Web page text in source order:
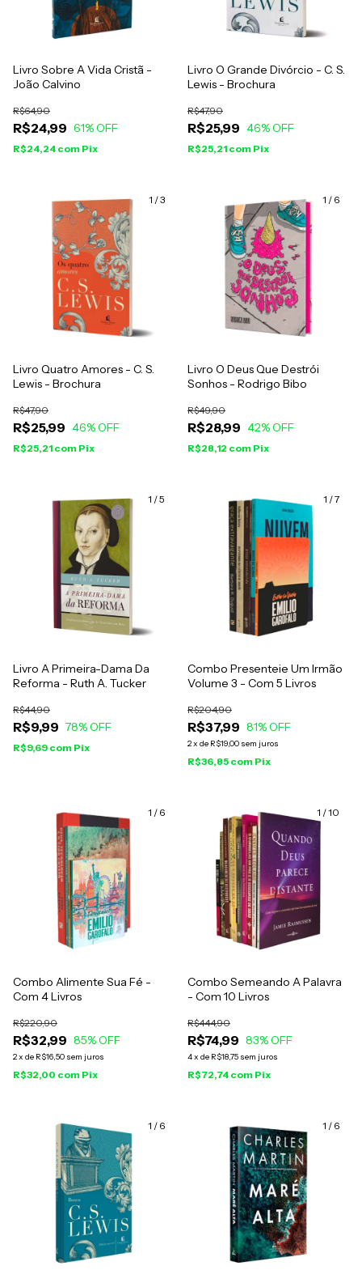
Livro Sobre A Vida Cristã -
João Calvino
R$24,99
R$64,90
61% OFF
R$24,24 com Pix
Livro O Grande Divórcio - C. S.
Lewis - Brochura
R$25,99
R$47,90
46% OFF
R$25,21 com Pix
1 /3
Livro Quatro Amores - C. S.
Lewis - Brochura
R$25,99
R$47,90
46% OFF
R$25,21 com Pix
1 / 6
Livro O Deus Que Destrói
Sonhos - Rodrigo Bibo
R$28,99
R$49,90
42% OFF
R$28,12 com Pix
1 /5
Livro A Primeira-Dama Da
Reforma - Ruth A. Tucker
R$9,99
R$44,90
78% OFF
R$9,69 com Pix
1 /7
Combo Presenteie Um Irmão
Volume 3 - Com 5 Livros
R$37,99
R$204,90
81% OFF
2x de R$19,00 sem juros
R$36,85 com Pix
1 / 6
Combo Alimente Sua Fé -
Com 4 Livros
R$32,99
R$220,90
85% OFF
2x de R$16,50 sem juros
R$32,00 com Pix
1 /10
Combo Semeando A Palavra
- Com 10 Livros
R$74,99
R$444,90
83% OFF
4x de R$18,75 sem juros
R$72,74 com Pix
1 / 6 1 / 6